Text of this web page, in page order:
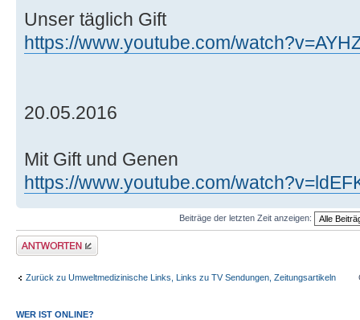
Unser täglich Gift
https://www.youtube.com/
20.05.2016
Mit Gift und Genen
https://www.youtube.com/
Beiträge der letzten Zeit anzeigen:
Antwort erstellen
Zurück zu Umweltmedizinische Links, Links zu TV Sendungen, Zeitungsartikeln
WER IST ONLINE?